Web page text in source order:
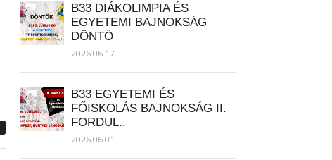
B33 DIÁKOLIMPIA ÉS
EGYETEMI BAJNOKSÁG
DÖNTŐ
2026.06.17.
B33 EGYETEMI ÉS
FŐISKOLÁS BAJNOKSÁG II.
FORDUL..
2026.06.01.